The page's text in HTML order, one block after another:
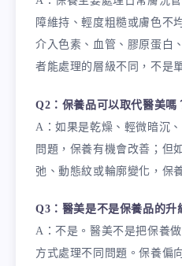
障維持、輕度粗糙或膚色不
介入色素、血管、膠原蛋白
者能處理的層級不同，不是
Q2：保養品可以取代醫美嗎
A：如果是乾燥、輕微暗沉
問題，保養有機會改善；但
弛、動態紋或輪廓變化，保
Q3：醫美是不是保養品的升
A：不是。醫美不是把保養
方式處理不同問題。保養偏